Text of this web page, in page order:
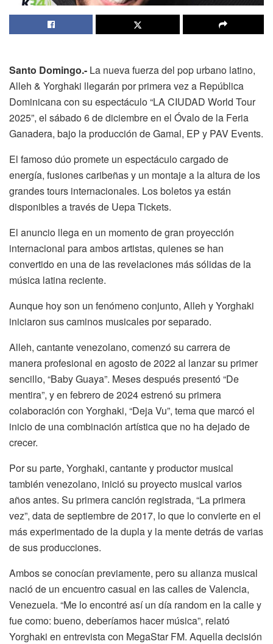
Santo Domingo.- La nueva fuerza del pop urbano latino,
Alleh & Yorghaki llegarán por primera vez a República
Dominicana con su espectáculo “LA CIUDAD World Tour
2025”, el sábado 6 de diciembre en el Óvalo de la Feria
Ganadera, bajo la producción de Gamal, EP y PAV Events.
El famoso dúo promete un espectáculo cargado de
energía, fusiones caribeñas y un montaje a la altura de los
grandes tours internacionales. Los boletos ya están
disponibles a través de Uepa Tickets.
El anuncio llega en un momento de gran proyección
internacional para ambos artistas, quienes se han
convertido en una de las revelaciones más sólidas de la
música latina reciente.
Aunque hoy son un fenómeno conjunto, Alleh y Yorghaki
iniciaron sus caminos musicales por separado.
Alleh, cantante venezolano, comenzó su carrera de
manera profesional en agosto de 2022 al lanzar su primer
sencillo, “Baby Guaya”. Meses después presentó “De
mentira”, y en febrero de 2024 estrenó su primera
colaboración con Yorghaki, “Deja Vu”, tema que marcó el
inicio de una combinación artística que no ha dejado de
crecer.
Por su parte, Yorghaki, cantante y productor musical
también venezolano, inició su proyecto musical varios
años antes. Su primera canción registrada, “La primera
vez”, data de septiembre de 2017, lo que lo convierte en el
más experimentado de la dupla y la mente detrás de varias
de sus producciones.
Ambos se conocían previamente, pero su alianza musical
nació de un encuentro casual en las calles de Valencia,
Venezuela. “Me lo encontré así un día random en la calle y
fue como: bueno, deberíamos hacer música”, relató
Yorghaki en entrevista con MegaStar FM. Aquella decisión